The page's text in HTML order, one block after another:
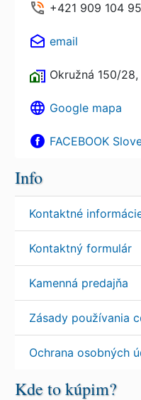
+421 909 104
email
Okružná 150/
Google mapa
FACEBOOK
Info
Kontaktné
Kontaktný formulár
Kamenná predajňa
Zásady používania
Ochrana osobných
Kde to kúpim?